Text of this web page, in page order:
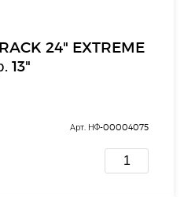
24" EXTREME
13"
Арт. НФ-00004075